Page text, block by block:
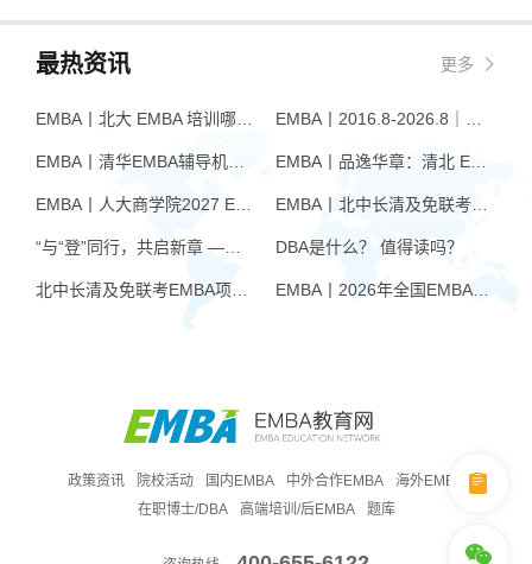
最热资讯 更多
EMBA丨品逸华章：清北 EMBA 辅导的学院派实力全景
EMBA丨北中长清及免联考EMBA项目申请时间汇总（7月篇）
DBA是什么？ 值得读吗？
EMBA丨2026年全国EMBA学费汇总
政策资讯 院校活动 国内EMBA 中外合作EMBA
海外EMBA
在职博士/DBA
高端培训/后EMBA 题库